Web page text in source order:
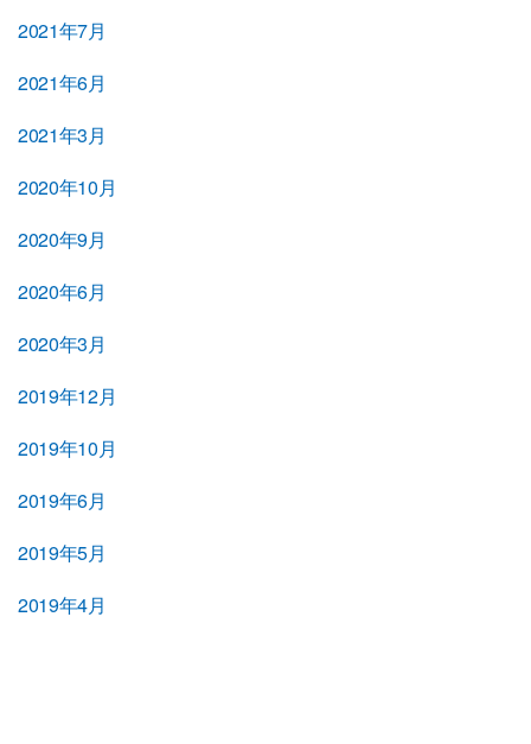
2021年7月
2021年6月
2021年3月
2020年10月
2020年9月
2020年6月
2020年3月
2019年12月
2019年10月
2019年6月
2019年5月
2019年4月